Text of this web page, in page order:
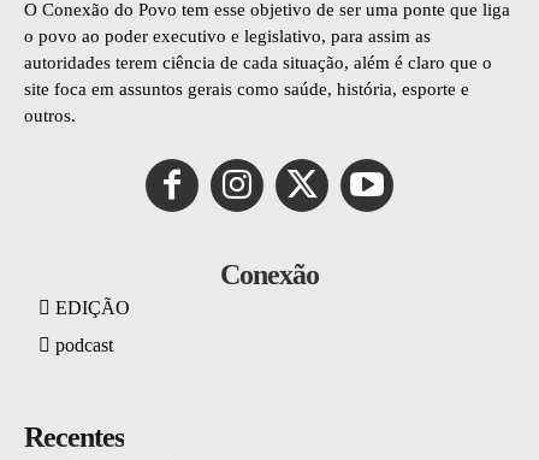
O Conexão do Povo tem esse objetivo de ser uma ponte que liga
o povo ao poder executivo e legislativo, para assim as
autoridades terem ciência de cada situação, além é claro que o
site foca em assuntos gerais como saúde, história, esporte e
outros.
Conexão
EDIÇÃO
podcast
Recentes